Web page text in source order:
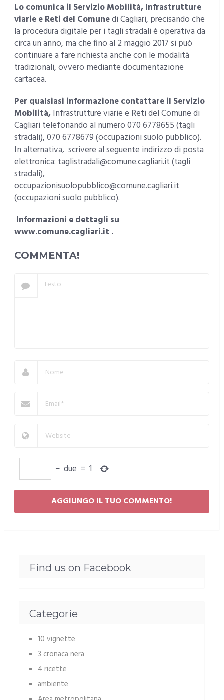
Lo comunica il Servizio Mobilità, Infrastrutture
viarie e Reti del Comunedi Cagliari, precisando che
la procedura digitale per i tagli stradali è operativa da
circa un anno, ma che fino al 2 maggio 2017 si può
continuare a fare richiesta anche con le modalità
tradizionali, ovvero mediante documentazione
cartacea.
Per qualsiasi informazione contattare il Servizio
Mobilità, Infrastrutture viarie e Reti del Comune di
Cagliari telefonando al numero 070 6778655 (tagli
stradali), 070 6778679 (occupazioni suolo pubblico).
In alternativa, scrivere al seguente indirizzo di posta
elettronica: taglistradali@comune.cagliari.it (tagli
stradali),
occupazionisuolopubblico@comune.cagliari.it
(occupazioni suolo pubblico).
Informazioni e dettagli su
www.comune.cagliari.it .
COMMENTA!
− due = 1
Find us on Facebook
Categorie
10 vignette
3 cronaca nera
4 ricette
ambiente